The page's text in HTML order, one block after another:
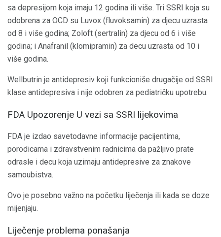
sa depresijom koja imaju 12 godina ili više. Tri SSRI koja su
odobrena za OCD su Luvox (fluvoksamin) za djecu uzrasta
od 8 i više godina; Zoloft (sertralin) za djecu od 6 i više
godina; i Anafranil (klomipramin) za decu uzrasta od 10 i
više godina.
Wellbutrin je antidepresiv koji funkcioniše drugačije od SSRI
klase antidepresiva i nije odobren za pediatričku upotrebu.
FDA Upozorenje U vezi sa SSRI lijekovima
FDA je izdao savetodavne informacije pacijentima,
porodicama i zdravstvenim radnicima da pažljivo prate
odrasle i decu koja uzimaju antidepresive za znakove
samoubistva.
Ovo je posebno važno na početku liječenja ili kada se doze
mijenjaju.
Liječenje problema ponašanja